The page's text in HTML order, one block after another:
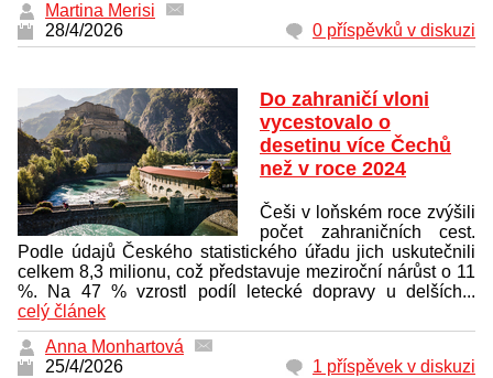
Martina Merisi
28/4/2026
0 příspěvků v diskuzi
Do zahraničí vloni
vycestovalo o
desetinu více Čechů
než v roce 2024
Češi v loňském roce zvýšili
počet zahraničních cest.
Podle údajů Českého statistického úřadu jich uskutečnili
celkem 8,3 milionu, což představuje meziroční nárůst o 11
%. Na 47 % vzrostl podíl letecké dopravy u delších...
celý článek
Anna Monhartová
25/4/2026
1 příspěvek v diskuzi